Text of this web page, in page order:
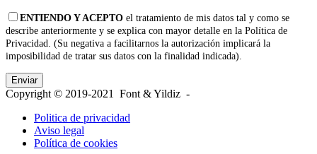
ENTIENDO Y ACEPTO el tratamiento de mis datos tal y como se
describe anteriormente y se explica con mayor detalle en la Política de
Privacidad. (Su negativa a facilitarnos la autorización implicará la
imposibilidad de tratar sus datos con la finalidad indicada).
Copyright © 2019-2021 Font & Yildiz -
Politica de privacidad
Aviso legal
Política de cookies